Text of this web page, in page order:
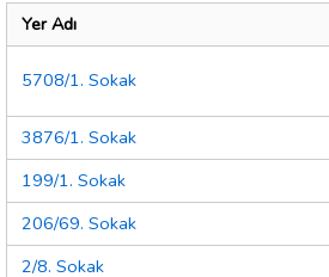
Yer Adı
5708/1. Sokak
3876/1. Sokak
199/1. Sokak
206/69. Sokak
2/8. Sokak